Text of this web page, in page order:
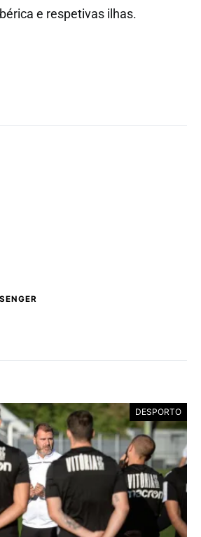
e respetivas ilhas.
DESPORTO